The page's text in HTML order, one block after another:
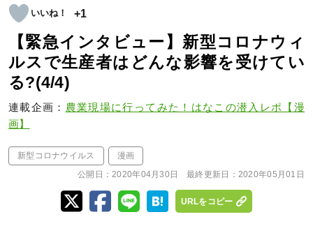
+1
【緊急インタビュー】新型コロナウィ
ルスで生産者はどんな影響を受けてい
る?(4/4)
連載企画： 農業現場に行ってみた！はなこの潜入レポ【漫
画】
新型コロナウイルス
漫画
公開日：2020年04月30日 最終更新日： 2020年05月01日
URLをコピー